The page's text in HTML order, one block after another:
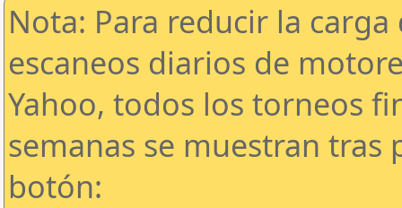
Nota: Para reducir la
escaneos diarios de
Yahoo, todos los torneos
semanas se muestran tras
botón: